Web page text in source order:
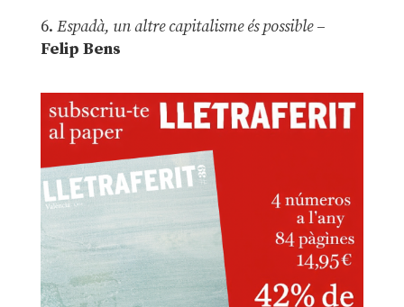
6. Espadà, un altre capitalisme és possible –
Felip Bens